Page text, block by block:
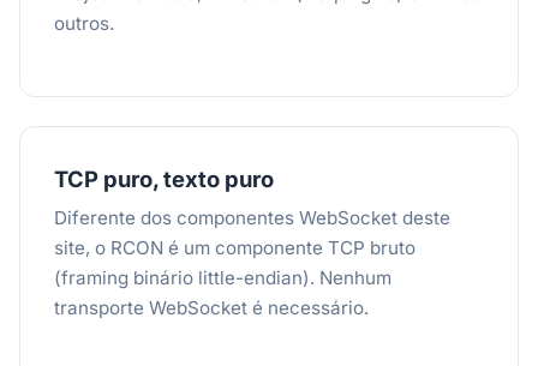
outros.
TCP puro, texto puro
Diferente dos componentes WebSocket deste
site, o RCON é um componente TCP bruto
(framing binário little-endian). Nenhum
transporte WebSocket é necessário.